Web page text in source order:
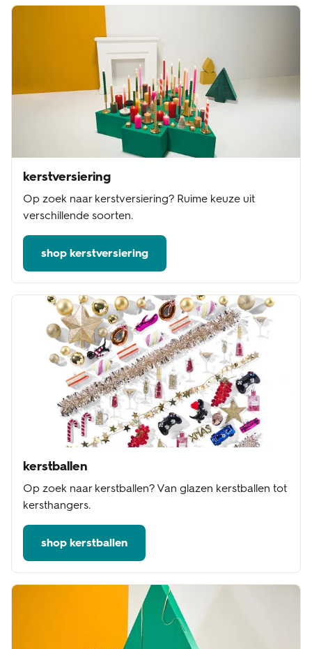
kerstversiering
Op zoek naar kerstversiering? Ruime keuze uit
verschillende soorten.
shop kerstversiering
kerstballen
Op zoek naar kerstballen? Van glazen kerstballen tot
kersthangers.
shop kerstballen